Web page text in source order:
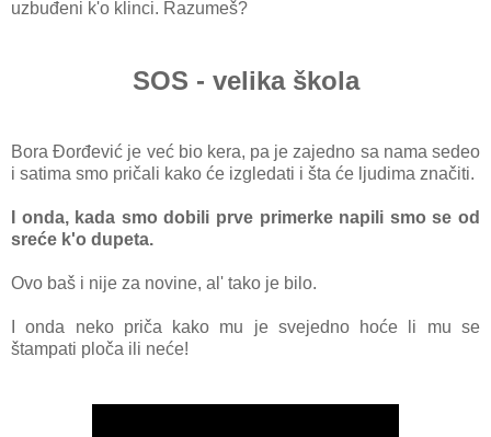
uzbuđeni k'o klinci. Razumeš?
SOS - velika škola
Bora Đorđević je već bio kera, pa je zajedno sa nama sedeo
i satima smo pričali kako će izgledati i šta će ljudima značiti.
I onda, kada smo dobili prve primerke napili smo se od
sreće k'o dupeta.
Ovo baš i nije za novine, al' tako je bilo.
I onda neko priča kako mu je svejedno hoće li mu se
štampati ploča ili neće!